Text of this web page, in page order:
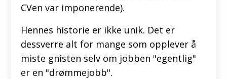
CVen var imponerende).
Hennes historie er ikke unik. Det er
dessverre alt for mange som opplever å
miste gnisten selv om jobben "egentlig"
er en "drømmejobb".